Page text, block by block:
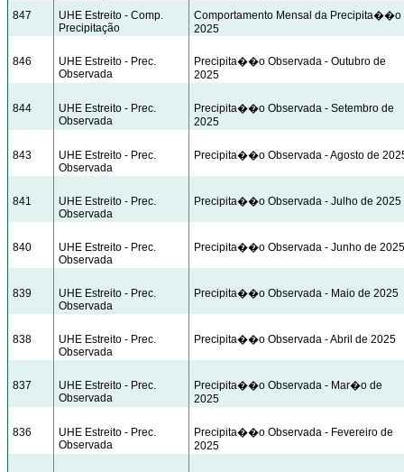
847
UHE Estreito - Comp.
Precipitação
Comportamento Mensal da Precipita��o
2025
846
UHE Estreito - Prec.
Observada
Precipita��o Observada - Outubro de
2025
844
UHE Estreito - Prec.
Observada
Precipita��o Observada - Setembro de
2025
843
UHE Estreito - Prec.
Observada
Precipita��o Observada - Agosto de
841
UHE Estreito - Prec.
Observada
Precipita��o Observada - Julho de 2025
840
UHE Estreito - Prec.
Observada
Precipita��o Observada - Junho de 2025
839
UHE Estreito - Prec.
Observada
Precipita��o Observada - Maio de 2025
838
UHE Estreito - Prec.
Observada
Precipita��o Observada - Abril de 2025
837
UHE Estreito - Prec.
Observada
Precipita��o Observada - Mar�o de
2025
836
UHE Estreito - Prec.
Observada
Precipita��o Observada - Fevereiro de
2025